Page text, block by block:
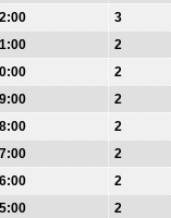
3
2
2
2
2
2
2
2